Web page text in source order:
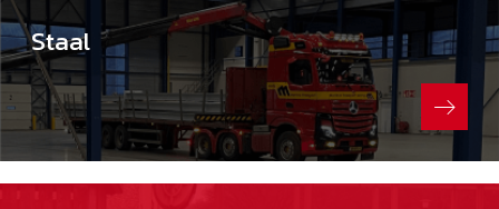
Staal